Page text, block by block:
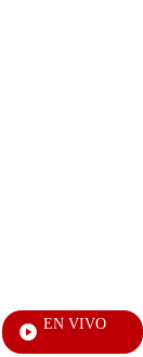
Entrada
de
EN VIVO